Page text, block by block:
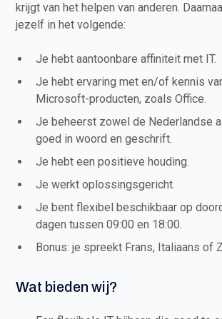
krijgt van het helpen van anderen.
jezelf in het volgende:
Je hebt aantoonbare affiniteit met IT.
Je hebt ervaring met en/of kennis
Microsoft-producten, zoals Office.
Je beheerst zowel de Nederlandse
goed in woord en geschrift.
Je hebt een positieve houding.
Je werkt oplossingsgericht.
Je bent flexibel beschikbaar op
dagen tussen 09:00 en 18:00.
Bonus: je spreekt Frans, Italiaans of
Wat bieden wij?